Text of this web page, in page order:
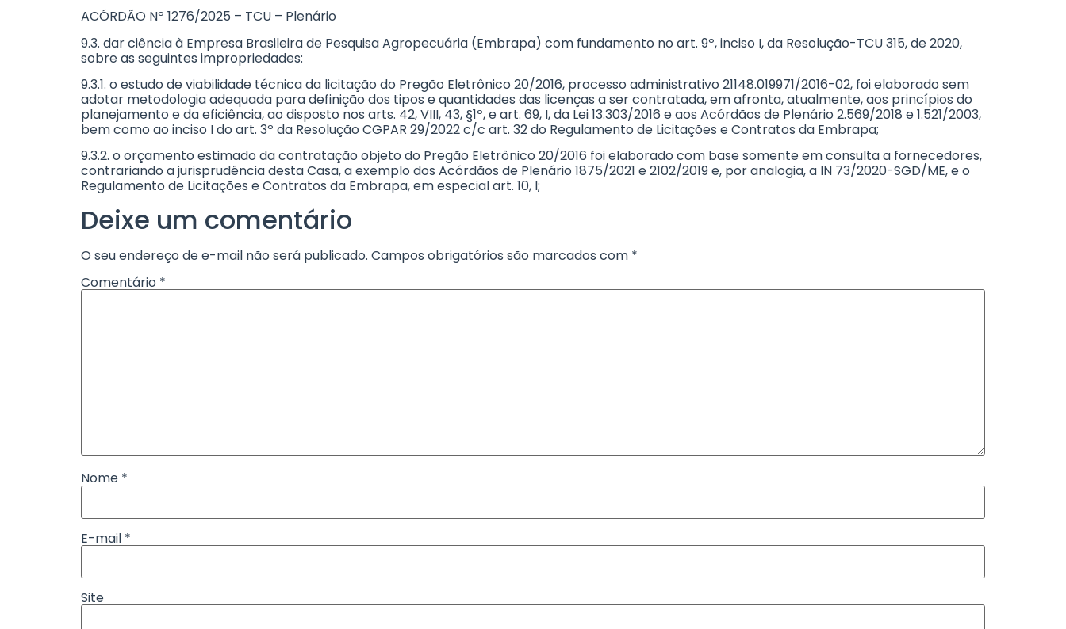
ACÓRDÃO Nº 1276/2025 – TCU – Plenário
9.3. dar ciência à Empresa Brasileira de Pesquisa Agropecuária (Embrapa) com fundamento no art. 9º, inciso I, da Resolução-TCU 315, de 2020,
sobre as seguintes impropriedades:
9.3.1. o estudo de viabilidade técnica da licitação do Pregão Eletrônico 20/2016, processo administrativo 21148.019971/2016-02, foi elaborado sem
adotar metodologia adequada para definição dos tipos e quantidades das licenças a ser contratada, em afronta, atualmente, aos princípios do
planejamento e da eficiência, ao disposto nos arts. 42, VIII, 43, §1º, e art. 69, I, da Lei 13.303/2016 e aos Acórdãos de Plenário 2.569/2018 e 1.521/2003,
bem como ao inciso I do art. 3º da Resolução CGPAR 29/2022 c/c art. 32 do Regulamento de Licitações e Contratos da Embrapa;
9.3.2. o orçamento estimado da contratação objeto do Pregão Eletrônico 20/2016 foi elaborado com base somente em consulta a fornecedores,
contrariando a jurisprudência desta Casa, a exemplo dos Acórdãos de Plenário 1875/2021 e 2102/2019 e, por analogia, a IN 73/2020-SGD/ME, e o
Regulamento de Licitações e Contratos da Embrapa, em especial art. 10, I;
Deixe um comentário
O seu endereço de e-mail não será publicado. Campos obrigatórios são marcados com *
Comentário *
Nome *
E-mail *
Site